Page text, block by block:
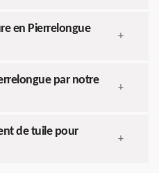
en Pierrelongue
+
par notre
+
de tuile pour
+